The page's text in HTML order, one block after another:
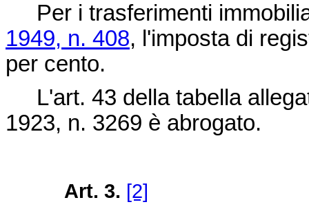
Per i trasferimenti
1949, n. 408, l'imposta di
per cento.
L'art. 43 della tabella
1923, n. 3269 è abrogato.
Art. 3. [2]